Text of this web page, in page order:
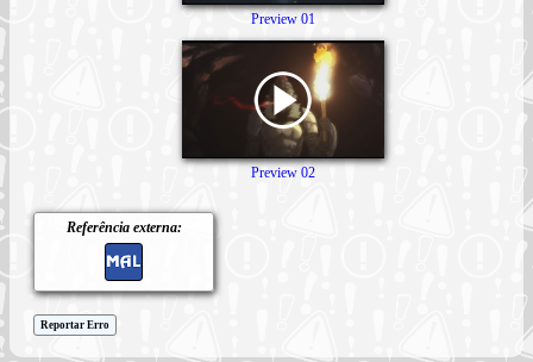
Referência externa:
Preview 01
Preview 02
Reportar Erro